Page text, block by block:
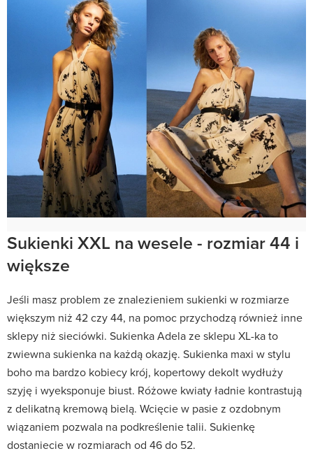
Sukienki XXL na wesele - rozmiar 44 i
większe
Jeśli masz problem ze znalezieniem sukienki w rozmiarze
większym niż 42 czy 44, na pomoc przychodzą również inne
sklepy niż sieciówki. Sukienka Adela ze sklepu XL-ka to
zwiewna sukienka na każdą okazję. Sukienka maxi w stylu
boho ma bardzo kobiecy krój, kopertowy dekolt wydłuży
szyję i wyeksponuje biust. Różowe kwiaty ładnie kontrastują
z delikatną kremową bielą. Wcięcie w pasie z ozdobnym
wiązaniem pozwala na podkreślenie talii. Sukienkę
dostaniecie w rozmiarach od 46 do 52.